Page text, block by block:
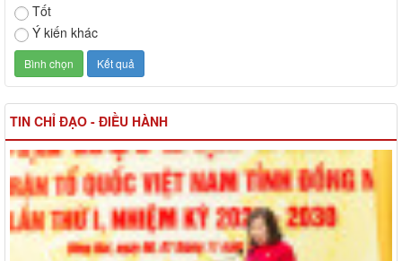
Tốt
Ý kiến khác
TIN CHỈ ĐẠO - ĐIỀU HÀNH